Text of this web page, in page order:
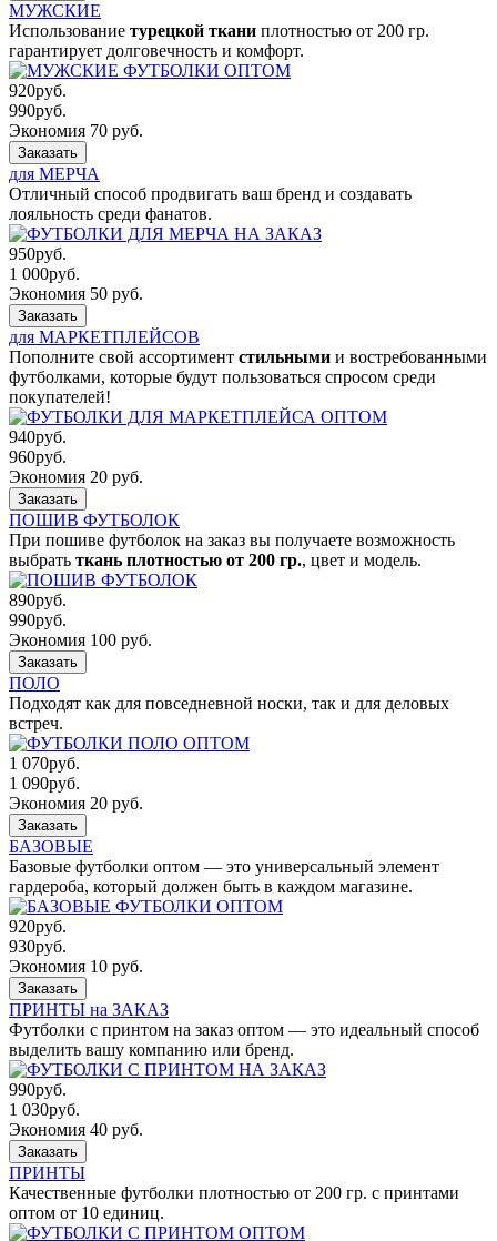
МУЖСКИЕ
Использование турецкой ткани плотностью от 200 гр.
гарантирует долговечность и комфорт.
920руб.
990руб.
Экономия 70 руб.
Заказать
для МЕРЧА
Отличный способ продвигать ваш бренд и создавать
лояльность среди фанатов.
950руб.
1 000руб.
Экономия 50 руб.
Заказать
для МАРКЕТПЛЕЙСОВ
Пополните свой ассортимент стильными и востребованными
футболками, которые будут пользоваться спросом среди
покупателей!
940руб.
960руб.
Экономия 20 руб.
Заказать
ПОШИВ ФУТБОЛОК
При пошиве футболок на заказ вы получаете возможность
выбрать ткань плотностью от 200 гр., цвет и модель.
890руб.
990руб.
Экономия 100 руб.
Заказать
ПОЛО
Подходят как для повседневной носки, так и для деловых
встреч.
1 070руб.
1 090руб.
Экономия 20 руб.
Заказать
БАЗОВЫЕ
Базовые футболки оптом — это универсальный элемент
гардероба, который должен быть в каждом магазине.
920руб.
930руб.
Экономия 10 руб.
Заказать
ПРИНТЫ на ЗАКАЗ
Футболки с принтом на заказ оптом — это идеальный способ
выделить вашу компанию или бренд.
990руб.
1 030руб.
Экономия 40 руб.
Заказать
ПРИНТЫ
Качественные футболки плотностью от 200 гр. с принтами
оптом от 10 единиц.